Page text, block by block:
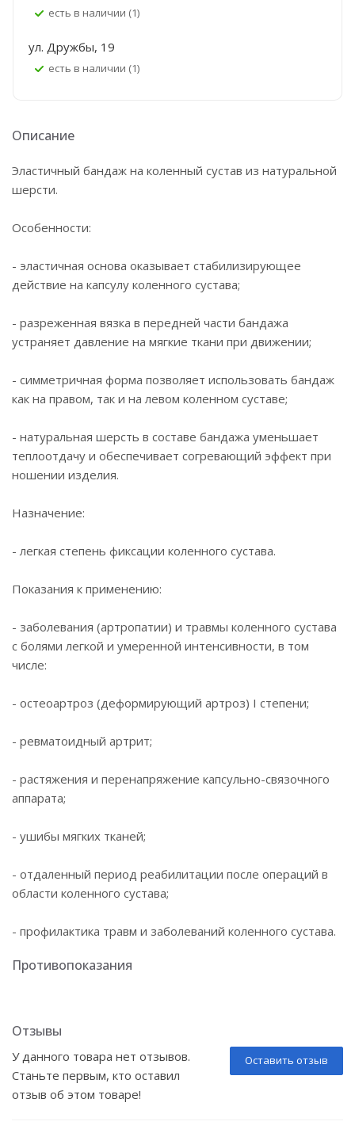
Есть в наличии (1)
ул. Дружбы, 19
Есть в наличии (1)
Описание
Эластичный бандаж на коленный сустав из натуральной
шерсти.
Особенности:
- эластичная основа оказывает стабилизирующее
действие на капсулу коленного сустава;
- разреженная вязка в передней части бандажа
устраняет давление на мягкие ткани при движении;
- симметричная форма позволяет использовать бандаж
как на правом, так и на левом коленном суставе;
- натуральная шерсть в составе бандажа уменьшает
теплоотдачу и обеспечивает согревающий эффект при
ношении изделия.
Назначение:
- легкая степень фиксации коленного сустава.
Показания к применению:
- заболевания (артропатии) и травмы коленного сустава
с болями легкой и умеренной интенсивности, в том
числе:
- остеоартроз (деформирующий артроз) I степени;
- ревматоидный артрит;
- растяжения и перенапряжение капсульно-связочного
аппарата;
- ушибы мягких тканей;
- отдаленный период реабилитации после операций в
области коленного сустава;
- профилактика травм и заболеваний коленного сустава.
Противопоказания
Отзывы
Оставить отзыв
У данного товара нет отзывов.
Станьте первым, кто оставил
отзыв об этом товаре!